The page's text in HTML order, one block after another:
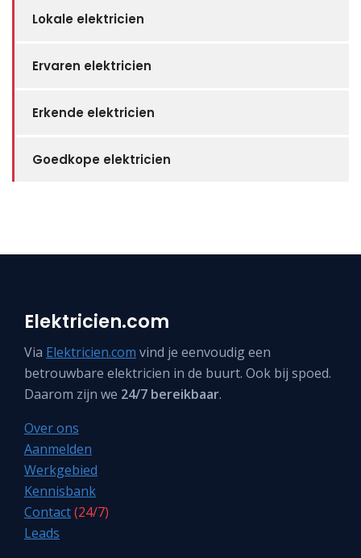
Lokale elektricien
Ervaren elektricien
Erkende elektricien
Goedkope elektricien
Elektricien.com
Via Elektricien.com vind je eenvoudig een
betrouwbare elektricien in de buurt. Ook bij spoed.
Daarom zijn we 24/7 bereikbaar.
Over ons
Aanmelden
Werkgebied
Kennisbank
Contact(24/7)
Leads